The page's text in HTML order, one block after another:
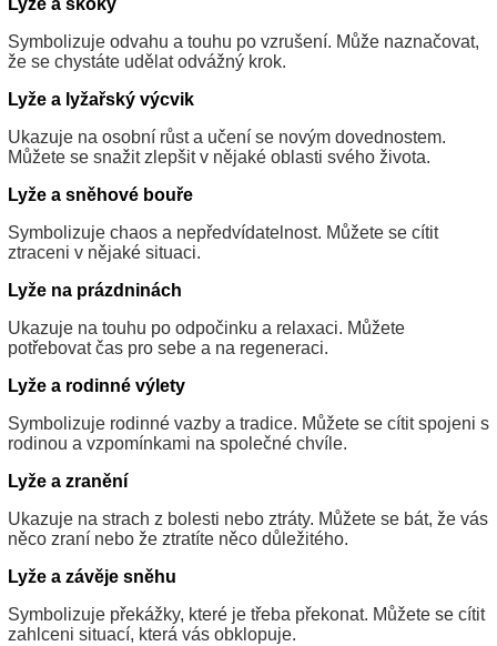
Lyže a skoky
Symbolizuje odvahu a touhu po vzrušení. Může naznačovat,
že se chystáte udělat odvážný krok.
Lyže a lyžařský výcvik
Ukazuje na osobní růst a učení se novým dovednostem.
Můžete se snažit zlepšit v nějaké oblasti svého života.
Lyže a sněhové bouře
Symbolizuje chaos a nepředvídatelnost. Můžete se cítit
ztraceni v nějaké situaci.
Lyže na prázdninách
Ukazuje na touhu po odpočinku a relaxaci. Můžete
potřebovat čas pro sebe a na regeneraci.
Lyže a rodinné výlety
Symbolizuje rodinné vazby a tradice. Můžete se cítit spojeni s
rodinou a vzpomínkami na společné chvíle.
Lyže a zranění
Ukazuje na strach z bolesti nebo ztráty. Můžete se bát, že vás
něco zraní nebo že ztratíte něco důležitého.
Lyže a závěje sněhu
Symbolizuje překážky, které je třeba překonat. Můžete se cítit
zahlceni situací, která vás obklopuje.